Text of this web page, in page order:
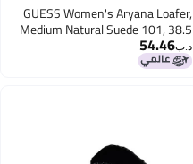
GUESS Women's Aryana Loafer,
Medium Natural Suede 101, 38.5
EU
د.ب‏54.46